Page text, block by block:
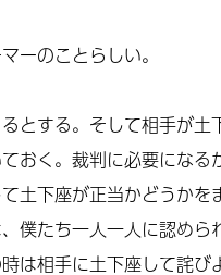
ーのことらしい。
とする。そして相手が土
おく。裁判に必要になる
土下座が正当かどうかを
僕たち一人一人に認めら
は相手に土下座して詫び